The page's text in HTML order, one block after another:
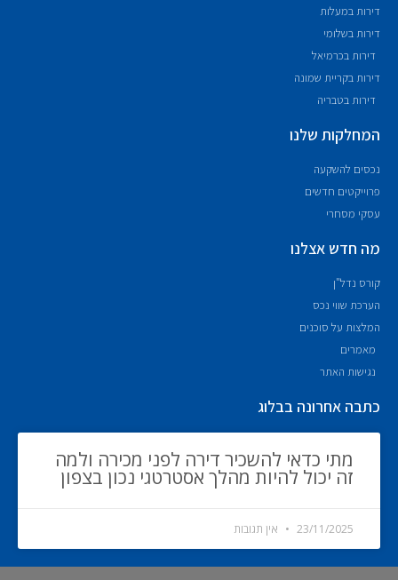
דירות במעלות
דירות בשלומי
דירות בכרמיאל
דירות בקריית שמונה
דירות בטבריה
המחלקות שלנו
נכסים להשקעה
פרוייקטים חדשים
עסקי מסחרי
מה חדש אצלנו
קורס נדל"ן
הערכת שווי נכס
המלצות על סוכנים
מאמרים
נגישות האתר
כתבה אחרונה בבלוג
מתי כדאי להשכיר דירה לפני מכירה ולמה
זה יכול להיות מהלך אסטרטגי נכון בצפון
23/11/2025 אין תגובות